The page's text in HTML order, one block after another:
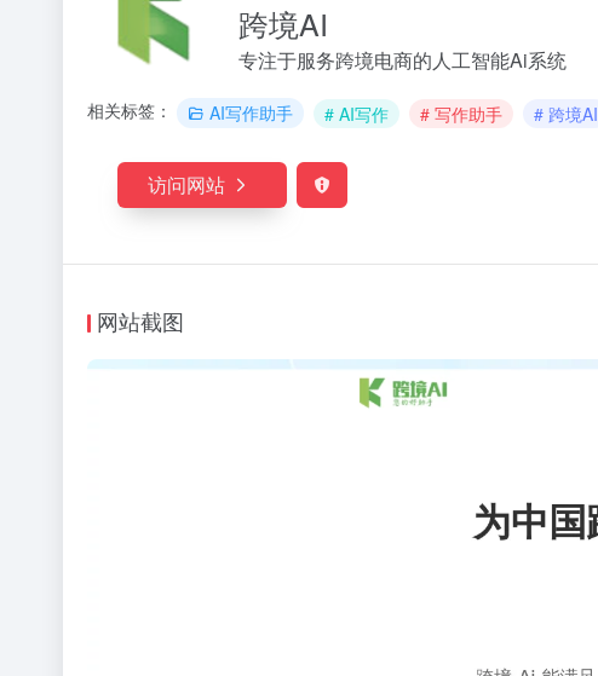
跨境AI
专注于服务跨境电商的人工智能Ai系统
相关标签： AI写作助手 # AI写作 # 写作助手 # 跨境AI
访问网站
网站截图